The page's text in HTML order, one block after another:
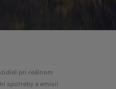
pri reálnom
spotreby a emisií